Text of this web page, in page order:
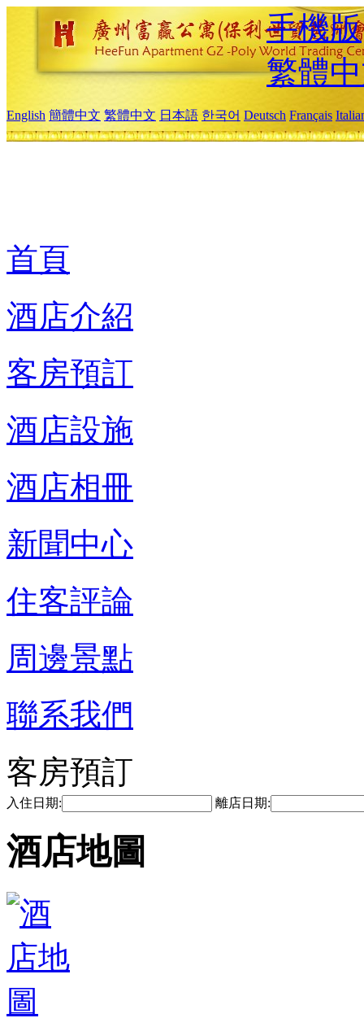
手機版
繁體
English 簡體中文 繁體中文 日本語 한국어 Deutsch Français
首頁
酒店介紹
客房預訂
酒店設施
酒店相冊
新聞中心
住客評論
周邊景點
聯系我們
客房預訂
入住日期: 離店日期:
酒店地圖